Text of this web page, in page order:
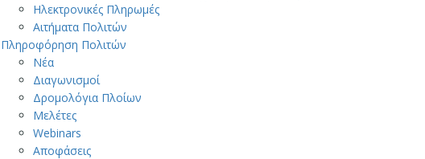
Ηλεκτρονικές Πληρωμές
Αιτήματα Πολιτών
Πληροφόρηση Πολιτών
Νέα
Διαγωνισμοί
Δρομολόγια Πλοίων
Μελέτες
Webinars
Αποφάσεις